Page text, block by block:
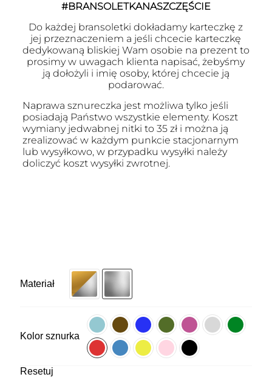
#BRANSOLETKANASZCZĘŚCIE
Do każdej bransoletki dokładamy karteczkę z
jej przeznaczeniem a jeśli chcecie karteczkę
dedykowaną bliskiej Wam osobie na prezent to
prosimy w uwagach klienta napisać, żebyśmy
ją dołożyli i imię osoby, której chcecie ją
podarować.
Naprawa sznureczka jest możliwa tylko jeśli
posiadają Państwo wszystkie elementy. Koszt
wymiany jedwabnej nitki to 35 zł i można ją
zrealizować w każdym punkcie stacjonarnym
lub wysyłkowo, w przypadku wysyłki należy
doliczyć koszt wysyłki zwrotnej.
Materiał
Kolor sznurka
Resetuj